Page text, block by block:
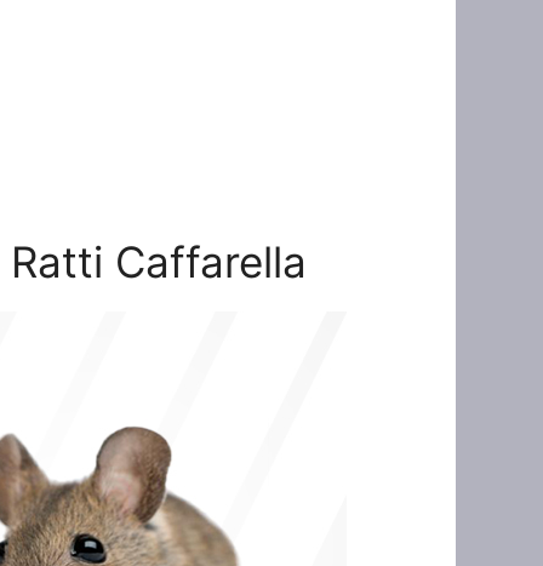
Caffarella